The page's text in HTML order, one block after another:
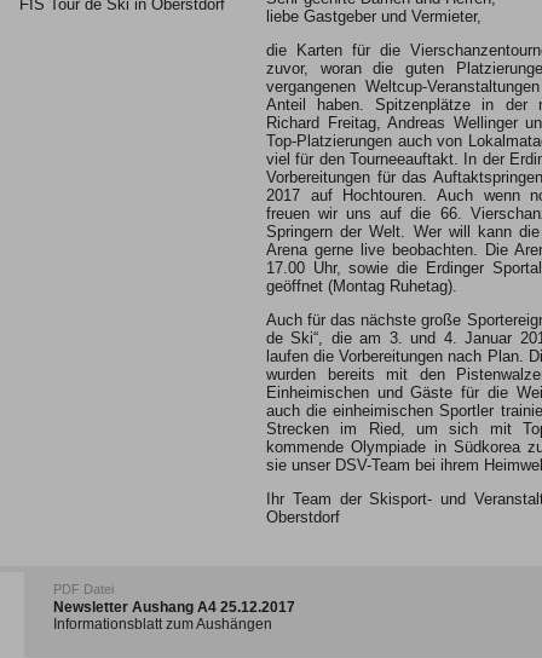
liebe Gastgeber und Vermieter,
die Karten für die
zuvor, woran die guten
vergangenen Weltcup-
Anteil haben. Spitzenplätze in der
Richard Freitag, Andreas Wellinger
Top-Platzierungen auch von
viel für den Tourneeauftakt. In der
Vorbereitungen für das
2017 auf Hochtouren. Auch wenn
freuen wir uns auf die 66.
Springern der Welt. Wer will kann
Arena gerne live beobachten. Die
17.00 Uhr, sowie die Erdinger
geöffnet (Montag Ruhetag).
Auch für das nächste große
de Ski“, die am 3. und 4. Januar
laufen die Vorbereitungen nach Plan.
wurden bereits mit den
Einheimischen und Gäste für die
auch die einheimischen Sportler
Strecken im Ried, um sich mit
kommende Olympiade in Südkorea
sie unser DSV-Team bei ihrem
Ihr Team der Skisport- und
Oberstdorf
PDF Datei
Newsletter Aushang A4 25.12.2017
Informationsblatt zum Aushängen